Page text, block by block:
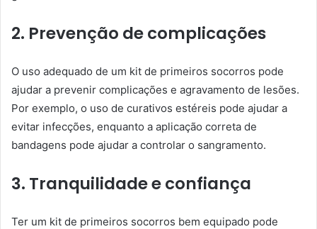
2. Prevenção de complicações
O uso adequado de um kit de primeiros socorros pode
ajudar a prevenir complicações e agravamento de lesões.
Por exemplo, o uso de curativos estéreis pode ajudar a
evitar infecções, enquanto a aplicação correta de
bandagens pode ajudar a controlar o sangramento.
3. Tranquilidade e confiança
Ter um kit de primeiros socorros bem equipado pode